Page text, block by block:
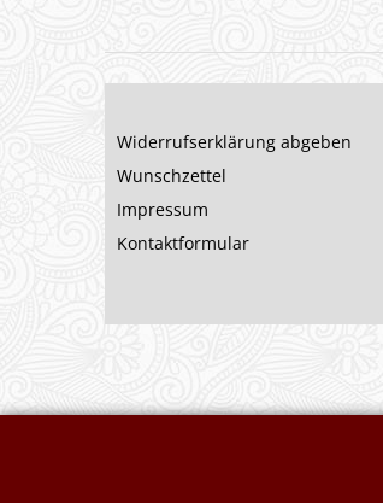
Widerrufserklärung abgeben
Wunschzettel
Impressum
Kontaktformular